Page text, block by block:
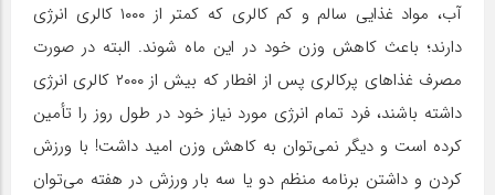
آب، مواد غذایی سالم و کم کالری که کمتر از ۱۰۰۰ کالری انرژی
دارند؛ باعث کاهش وزن خود در این ماه شوند. البته در صورت
مصرف غذاهای پرکالری پس از افطار که بیش از ۲۰۰۰ کالری انرژی
داشته باشند، فرد تمام انرژی مورد نیاز خود در طول روز را تأمین
کرده است و دیگر نمی‌توان به کاهش وزن امید داشت! با ورزش
کردن و داشتن برنامه منظم دو یا سه بار ورزش در هفته می‌توان